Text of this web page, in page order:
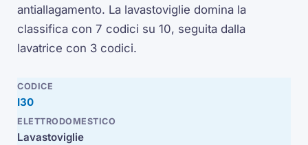
antiallagamento. La lavastoviglie domina la
classifica con 7 codici su 10, seguita dalla
lavatrice con 3 codici.
I30
Lavastoviglie